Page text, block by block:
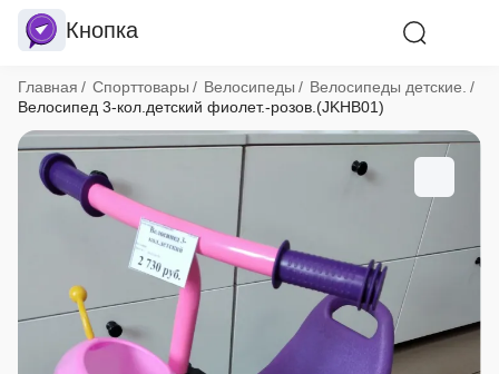
Кнопка
Хлебные крошки
Главная Спорттовары Велосипеды
Велосипеды детские.
Велосипед 3-кол.детский фиолет.-розов.(JKHB01)